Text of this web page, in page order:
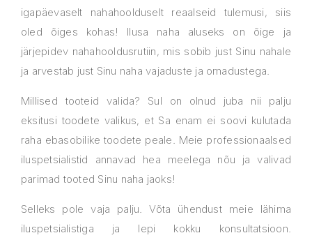
igapäevaselt nahahoolduselt reaalseid tulemusi, siis
oled õiges kohas! Ilusa naha aluseks on õige ja
järjepidev nahahooldusrutiin, mis sobib just Sinu nahale
ja arvestab just Sinu naha vajaduste ja omadustega.
Millised tooteid valida? Sul on olnud juba nii palju
eksitusi toodete valikus, et Sa enam ei soovi kulutada
raha ebasobilike toodete peale. Meie professionaalsed
iluspetsialistid annavad hea meelega nõu ja valivad
parimad tooted Sinu naha jaoks!
Selleks pole vaja palju. Võta ühendust meie lähima
iluspetsialistiga ja lepi kokku konsultatsioon.